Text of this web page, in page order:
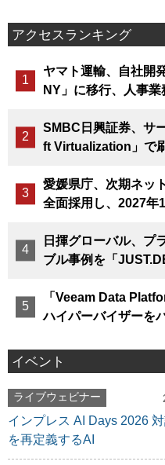
アクセスランキング
ヤマト運輸、自社開
NY」に移行、人事
SMBC日興証券、サ
ft Virtualization」で
愛媛県庁、次期ネッ
全面採用し、2027年
日揮グローバル、プ
ブル事例を「
「Veeam Data
ハイパーバイザーを
イベント
ライブウェビナー
インプレス AI Days 2026
を再定義するAI